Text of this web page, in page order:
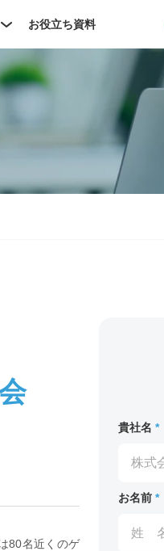
お役立ち資料
会
80名近くのゲ
貴社名 *
お名前 *